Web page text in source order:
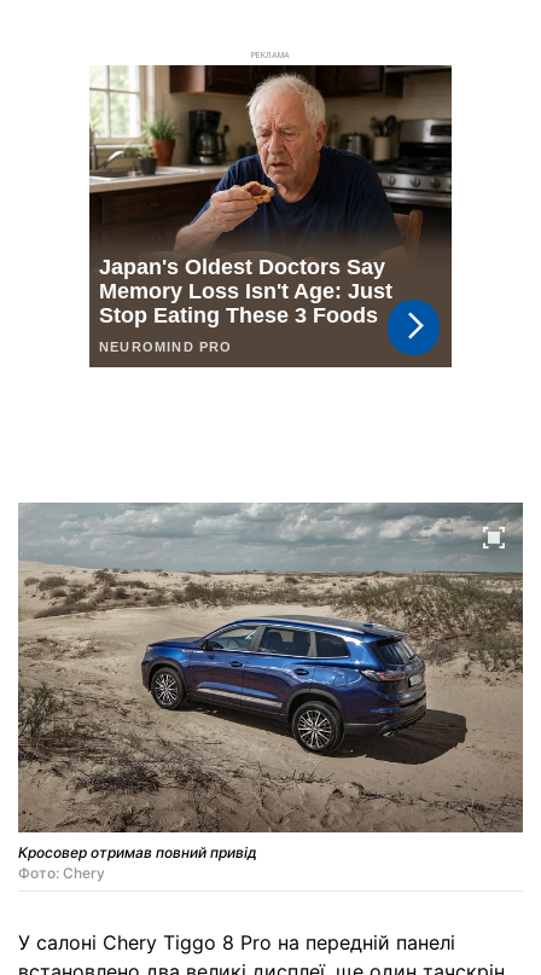
РЕКЛАМА
Кросовер отримав повний привід
Фото: Chery
У салоні Chery Tiggo 8 Pro на передній панелі